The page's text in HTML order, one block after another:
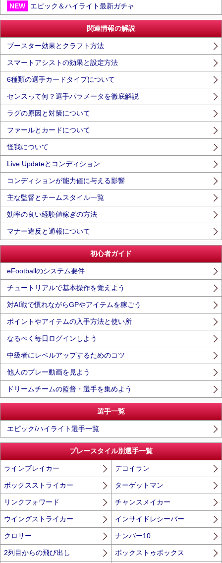
NEW エピック＆ハイライト最新ガチャ
関連情報の解説
ブースター効果とクラフト方法
スマートアシストの効果と設定方法
6種類の選手カードタイプについて
センスって何？選手パラメータを徹底解説
ラグの原因と対策について
ファールとカードについて
怪我について
Live Updateとコンディション
コンディションが能力値に与える影響
主な監督とチームスタイル一覧
効率の良い経験値稼ぎの方法
マナー違反と通報について
初心者ガイド
eFootballのシステム要件
チュートリアルで基本操作を覚えよう
対AI戦で慣れながらGPやアイテムを稼ごう
ポイントやアイテムの入手方法と使い所
なるべく毎日ログインしよう
中級者にレベルアップするためのコツ
他人のプレー動画を見よう
ドリームチームの監督・選手を集めよう
選手一覧
エピック/ハイライト選手一覧
プレースタイル別選手一覧
ラインブレイカー デコイラン
ボックスストライカー ターゲットマン
リンクフォワード チャンスメイカー
ウイングストライカー インサイドレシーバー
クロサー ナンバー10
2列目からの飛び出し ボックストゥボックス